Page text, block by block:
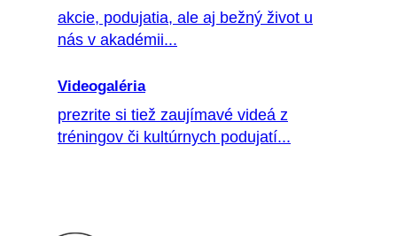
akcie, podujatia, ale aj bežný život u
nás v akadémii...
Videogaléria
prezrite si tiež zaujímavé videá z
tréningov či kultúrnych podujatí...